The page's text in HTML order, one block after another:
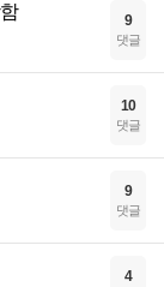
9
댓글
10
댓글
9
댓글
4